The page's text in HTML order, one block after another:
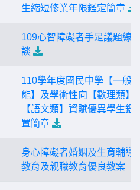
生縮短修業年限鑑定簡章
109心智障礙者手足議題線
談
110學年度國民中學【一般
能】及學術性向【數理類】
【語文類】資賦優異學生鑑
置簡章
身心障礙者婚姻及生育輔導
教育及親職教育優良教案